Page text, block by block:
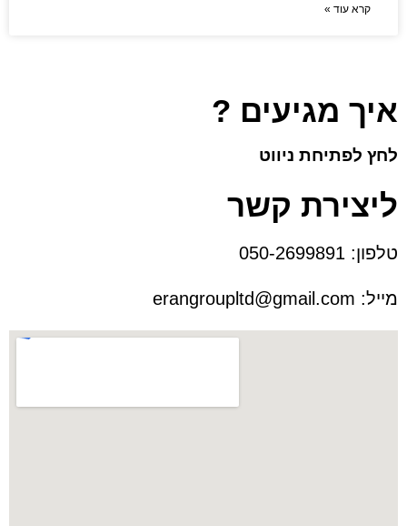
קרא עוד »
איך מגיעים ?
לחץ לפתיחת ניווט
ליצירת קשר
טלפון:
מייל: erangroupltd@gmail.com